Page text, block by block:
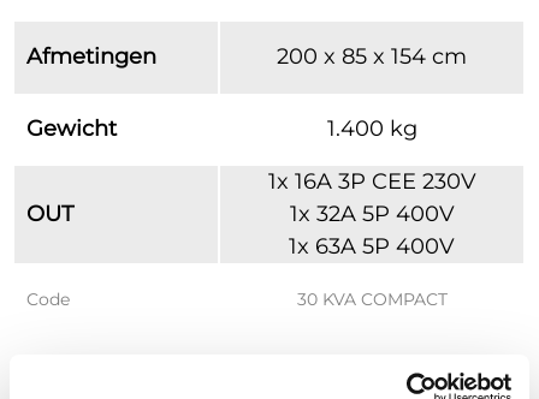
Afmetingen 200 x 85 x 154 cm
Gewicht 1.400 kg
OUT
1x 16A 3P CEE 230V
1x 32A 5P 400V
1x 63A 5P 400V
Code 30 KVA COMPACT